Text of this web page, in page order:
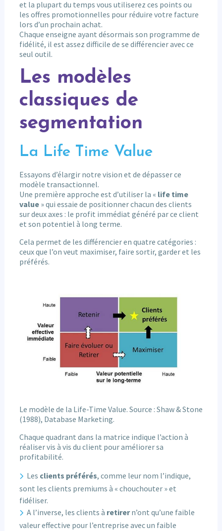
et la plupart du temps vous utiliserez ces points ou
les offres promotionnelles pour réduire votre facture
lors d’un prochain achat.
Chaque enseigne ayant désormais son programme de
fidélité, il est assez difficile de se différencier avec ce
seul outil.
Les modèles
classiques de
segmentation
La Life Time Value
Essayons d’élargir notre vision et de dépasser ce
modèle transactionnel.
Une première approche est d’utiliser la « life time
value» qui essaie de positionner chacun des clients
sur deux axes : le profit immédiat généré par ce client
et son potentiel à long terme.
Cela permet de les différencier en quatre catégories :
ceux que l’on veut maximiser, faire sortir, garder et les
préférés.
Le modèle de la Life-Time Value. Source : Shaw & Stone
(1988), Database Marketing.
Chaque quadrant dans la matrice indique l’action à
réaliser vis à vis du client pour améliorer sa
profitabilité.
Les clients préférés, comme leur nom l’indique,
sont les clients premiums à « chouchouter » et
fidéliser.
A l’inverse, les clients à retirern’ont qu’une faible
valeur effective pour l’entreprise avec un faible